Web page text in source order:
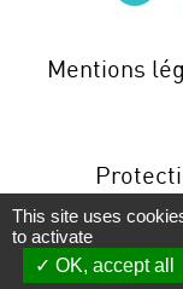
Mentions
This site uses
to activate
OK, accept all